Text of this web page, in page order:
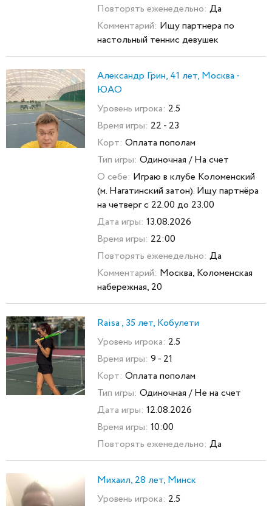
Повторять еженедельно: Да
Комментарий: Ищу партнера по
настольный теннис девушек
Александр Грин, 41 лет, Москва -
ЮАО
Уровень игрока: 2.5
Время игры: 22 - 23
Корт: Оплата пополам
Тип игры: Одиночная / На счет
О себе: Играю в клубе Коломенский
(м. Нагатинский затон). Ищу партнёра
на четверг с 22.00 до 23.00
Дата игры: 13.08.2026
Время игры: 22:00
Повторять еженедельно: Да
Комментарий: Москва, Коломенская
набережная, 20
Raisa , 35 лет, Кобулети
Уровень игрока: 2.5
Время игры: 9 - 21
Корт: Оплата пополам
Тип игры: Одиночная / Не на счет
Дата игры: 12.08.2026
Время игры: 10:00
Повторять еженедельно: Да
Михаил, 28 лет, Минск
Уровень игрока: 2.5